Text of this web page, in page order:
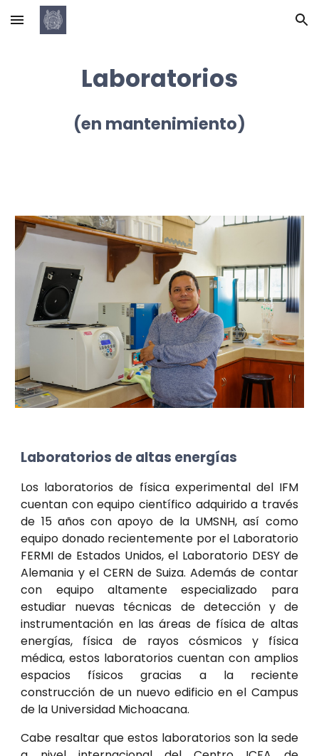
Skip to main content Skip to navigation
Laboratorios
(en mantenimiento)
Laboratorios de altas energías
Los laboratorios de física experimental del IFM
cuentan con equipo científico adquirido a través
de 15 años con apoyo de la UMSNH, así como
equipo donado recientemente por el Laboratorio
FERMI de Estados Unidos, el Laboratorio DESY de
Alemania y el CERN de Suiza. Además de contar
con equipo altamente especializado para
estudiar nuevas técnicas de detección y de
instrumentación en las áreas de física de altas
energías, física de rayos cósmicos y física
médica, estos laboratorios cuentan con amplios
espacios físicos gracias a la reciente
construcción de un nuevo edificio en el Campus
de la Universidad Michoacana.
Cabe resaltar que estos laboratorios son la sede